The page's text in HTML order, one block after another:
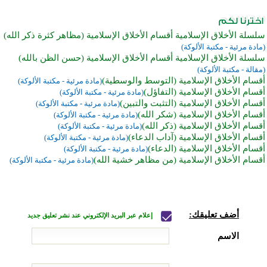
سلسلة الأخلاق الإسلامية أقسام الأخلاق الإسلامية (مظاهر كثرة ذكر الله)
(مادة مرئية - مكتبة الألوكة)
سلسلة الأخلاق الإسلامية أقسام الأخلاق الإسلامية (حسن الظن بالله)
(مقالة - مكتبة الألوكة)
أقسام الأخلاق الإسلامية (التوسط والوسطية)(مادة مرئية - مكتبة الألوكة)
أقسام الأخلاق الإسلامية (التفاؤل)(مادة مرئية - مكتبة الألوكة)
أقسام الأخلاق الإسلامية (التثبت والتبين)(مادة مرئية - مكتبة الألوكة)
أقسام الأخلاق الإسلامية (شكر الله)(مادة مرئية - مكتبة الألوكة)
أقسام الأخلاق الإسلامية (ذكر الله)(مادة مرئية - مكتبة الألوكة)
أقسام الأخلاق الإسلامية (آداب الدعاء)(مادة مرئية - مكتبة الألوكة)
أقسام الأخلاق الإسلامية (الدعاء)(مادة مرئية - مكتبة الألوكة)
أقسام الأخلاق الإسلامية (من مظاهر خشية الله)(مادة مرئية - مكتبة الألوكة)
أضف تعليقك: إعلام عبر البريد الإلكتروني عند نشر تعليق جديد
الاسم